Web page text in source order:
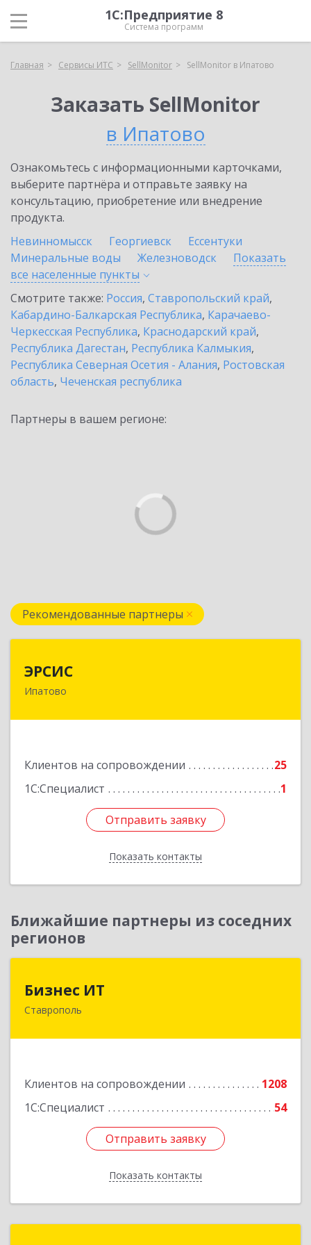
1С:Предприятие 8
Система программ
Главная Сервисы ИТС SellMonitor SellMonitor в Ипатово
Заказать SellMonitor
в Ипатово
Ознакомьтесь с информационными карточками,
выберите партнёра и отправьте заявку на
консультацию, приобретение или внедрение
продукта.
Невинномысск
Георгиевск
Ессентуки
Минеральные воды
Железноводск
Показать
все населенные пункты
Смотрите также: Россия, Ставропольский край,
Кабардино-Балкарская Республика, Карачаево-
Черкесская Республика, Краснодарский край,
Республика Дагестан, Республика Калмыкия,
Республика Северная Осетия - Алания, Ростовская
область, Чеченская республика
Партнеры в вашем регионе:
Рекомендованные партнеры
ЭРСИС
Ипатово
Клиентов на сопровождении
25
1С:Специалист
1
Отправить заявку
Показать контакты
356630, Ставропольский край, Ипатово г,
Отправить заявку
Назад
Ближайшие партнеры из соседних
регионов
Бизнес ИТ
Ставрополь
Клиентов на сопровождении
1208
1С:Специалист
54
Отправить заявку
Показать контакты
355035, Ставропольский край, Ставрополь г, 1
Отправить заявку
Назад